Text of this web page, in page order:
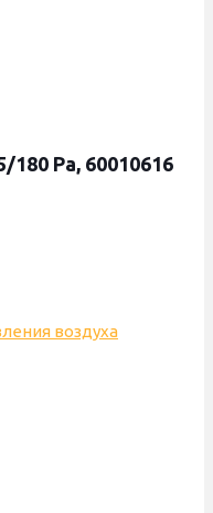
180 Pa, 60010616
воздуха